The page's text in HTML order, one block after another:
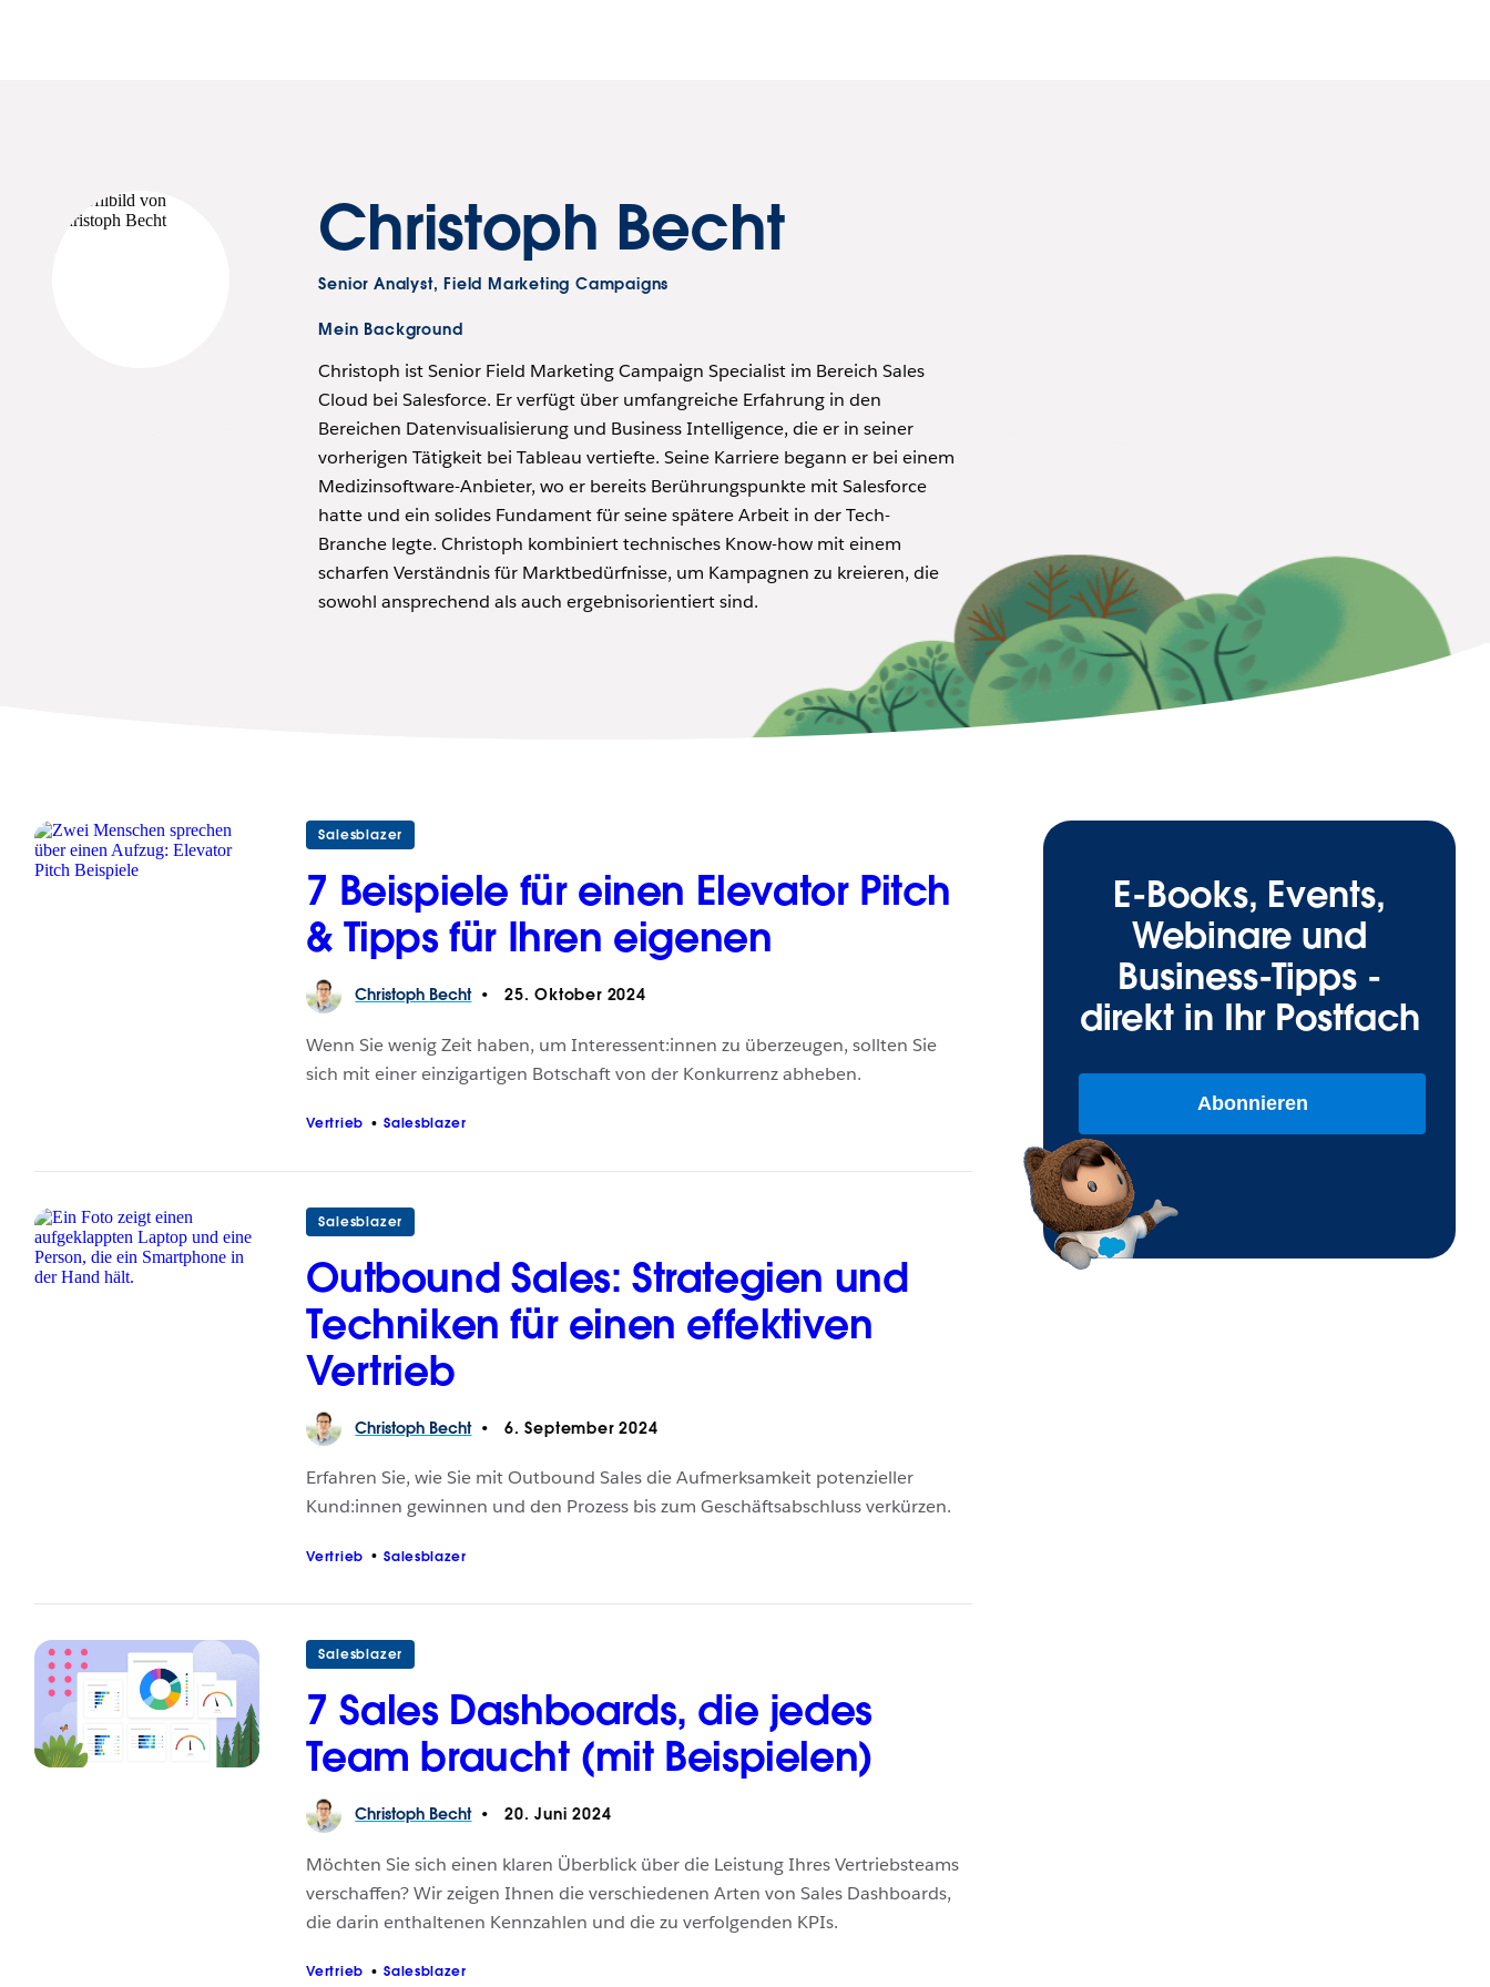
Christoph Becht
Senior Analyst, Field Marketing Campaigns
Mein Background
Christoph ist Senior Field Marketing Campaign Specialist im Bereich Sales
Cloud bei Salesforce. Er verfügt über umfangreiche Erfahrung in den
Bereichen Datenvisualisierung und Business Intelligence, die er in seiner
vorherigen Tätigkeit bei Tableau vertiefte. Seine Karriere begann er bei einem
Medizinsoftware-Anbieter, wo er bereits Berührungspunkte mit Salesforce
hatte und ein solides Fundament für seine spätere Arbeit in der Tech-
Branche legte. Christoph kombiniert technisches Know-how mit einem
scharfen Verständnis für Marktbedürfnisse, um Kampagnen zu kreieren, die
sowohl ansprechend als auch ergebnisorientiert sind.
Salesblazer
7 Beispiele für einen Elevator Pitch
& Tipps für Ihren eigenen
Christoph Becht 25. Oktober 2024
Wenn Sie wenig Zeit haben, um Interessent:innen zu überzeugen, sollten Sie
sich mit einer einzigartigen Botschaft von der Konkurrenz abheben.
Vertrieb Salesblazer
Salesblazer
Outbound Sales: Strategien und
Techniken für einen effektiven
Vertrieb
Christoph Becht 6. September 2024
Erfahren Sie, wie Sie mit Outbound Sales die Aufmerksamkeit potenzieller
Kund:innen gewinnen und den Prozess bis zum Geschäftsabschluss verkürzen.
Vertrieb Salesblazer
Salesblazer
7 Sales Dashboards, die jedes
Team braucht (mit Beispielen)
Christoph Becht 20. Juni 2024
Möchten Sie sich einen klaren Überblick über die Leistung Ihres Vertriebsteams
verschaffen? Wir zeigen Ihnen die verschiedenen Arten von Sales Dashboards,
die darin enthaltenen Kennzahlen und die zu verfolgenden KPIs.
Vertrieb Salesblazer
E-Books, Events,
Webinare und
Business-Tipps -
direkt in Ihr Postfach
Abonnieren